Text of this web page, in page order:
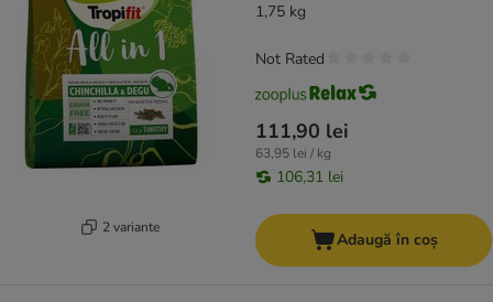
2 variante
1,75 kg
111,90 lei
63,95 lei / kg
106,31 lei
Not Rated
Adaugă în coș